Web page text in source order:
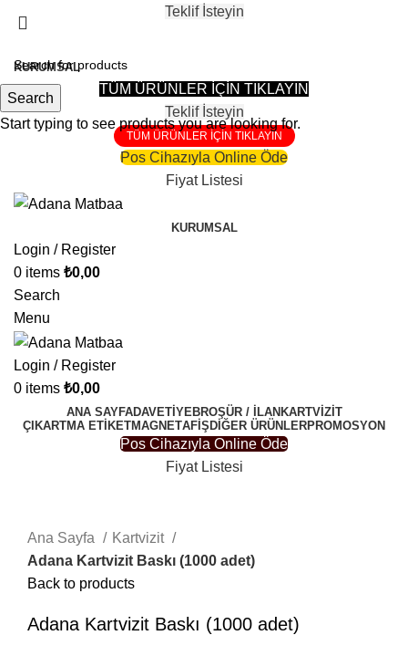
Teklif İsteyin
81 Şehire Teslimat Vardır
KURUMSAL
TÜM ÜRÜNLER İÇİN TIKLAYIN
Teklif İsteyin
TÜM ÜRÜNLER İÇİN TIKLAYIN
Pos Cihazıyla Online Öde
Fiyat Listesi
KURUMSAL
Login / Register
0 items ₺0,00
Search
Menu
Login / Register
0 items ₺0,00
ANA SAYFADAVETIYEBROŞÜR / İLANKARTVIZIT
ÇIKARTMA ETIKETMAGNETAFIŞDIĞER ÜRÜNLERPROMOSYON
Pos Cihazıyla Online Öde
Fiyat Listesi
Ana Sayfa
Kartvizit
Adana Kartvizit Baskı (1000 adet)
Back to products
Adana Kartvizit Baskı (1000 adet)
Search
Start typing to see products you are looking for.